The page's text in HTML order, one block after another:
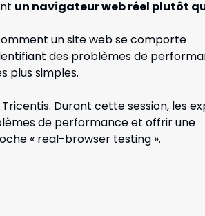
un navigateur web réel plutôt
un site web se comporte
des problèmes de
plus simples.
Durant cette session, les
de performance et offrir une
« real-browser testing ».